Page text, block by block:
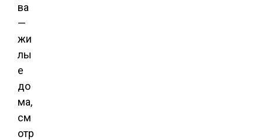
ва
—
жи
лы
е
до
ма,
см
отр